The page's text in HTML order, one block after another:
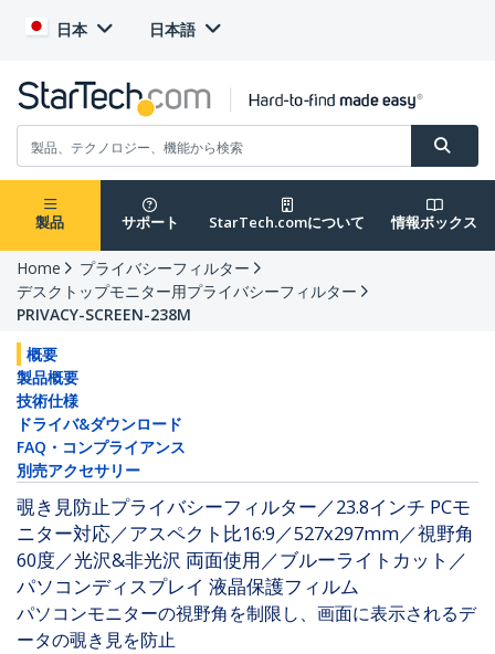
日本 日本語
製品 サポート StarTech.comについて 情報ボックス
Home
プライバシーフィルター
デスクトップモニター用プライバシーフィルター
PRIVACY-SCREEN-238M
概要
製品概要
技術仕様
ドライバ&ダウンロード
FAQ・コンプライアンス
別売アクセサリー
覗き見防止プライバシーフィルター／23.8インチ PCモ
ニター対応／アスペクト比16:9／527x297mm／視野角
60度／光沢&非光沢 両面使用／ブルーライトカット／
パソコンディスプレイ 液晶保護フィルム
パソコンモニターの視野角を制限し、画面に表示されるデ
ータの覗き見を防止